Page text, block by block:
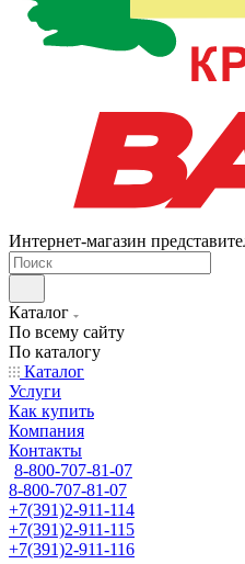
Интернет-магазин
Каталог
По всему сайту
По каталогу
Каталог
Услуги
Как купить
Компания
Контакты
8-800-707-81-07
8-800-707-81-07
+7(391)2-911-114
+7(391)2-911-115
+7(391)2-911-116